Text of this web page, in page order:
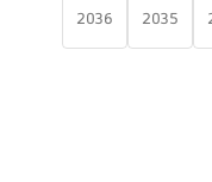
2035
2036